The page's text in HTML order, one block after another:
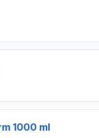
1000 ml